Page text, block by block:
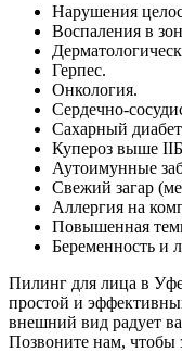
Нарушения
Воспаления в
Герпес.
Онкология.
Сердечно-
Сахарный
Купероз выше
Аутоимунные
Свежий загар
Аллергия на
Повышенная
Беременность и
Пилинг для лица в
простой и
внешний вид радует
Позвоните нам, чтобы